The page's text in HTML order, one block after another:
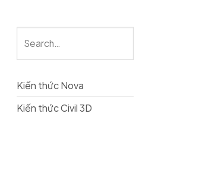
Kiến thức Nova
Kiến thức Civil 3D